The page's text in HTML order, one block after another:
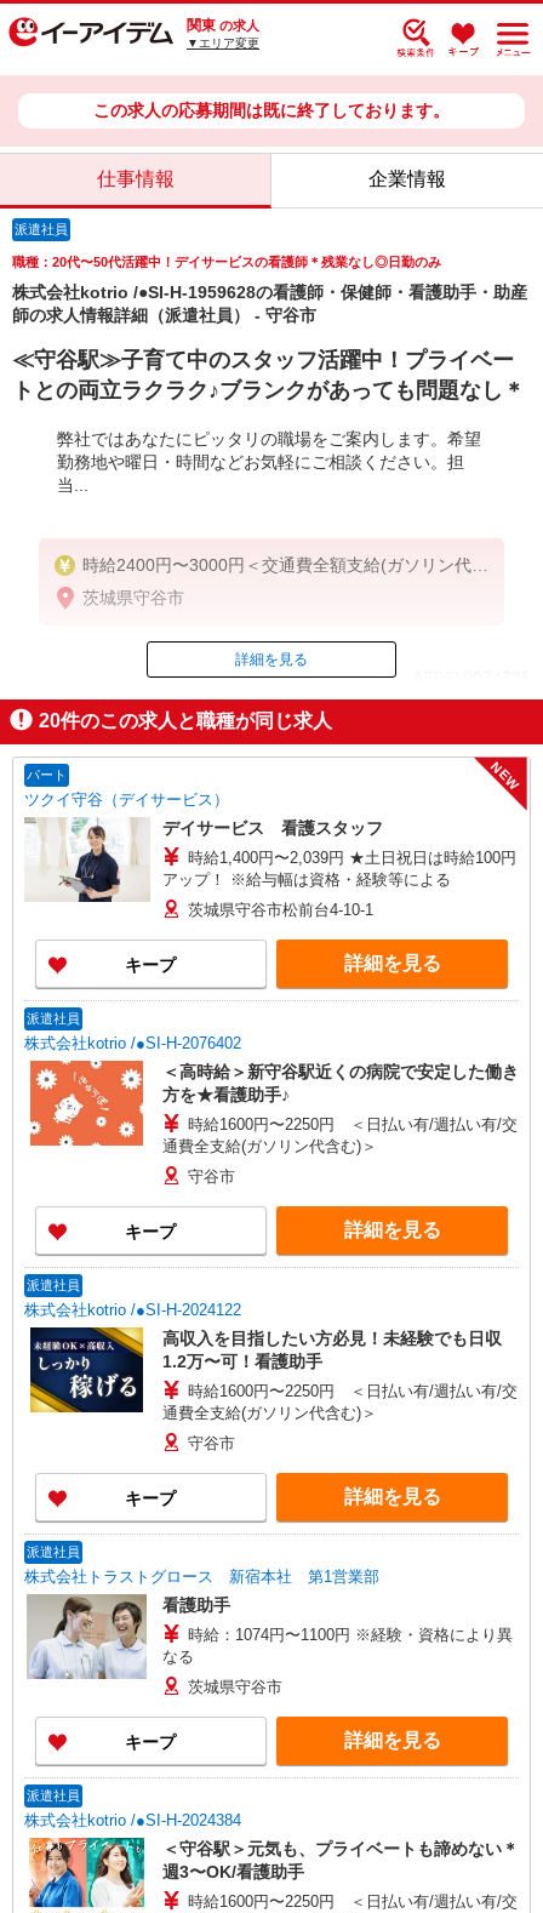
関東 の求人
▼エリア変更
この求人の応募期間は既に終了しております。
仕事情報 企業情報
派遣社員
職種：20代〜50代活躍中！デイサービスの看護師＊残業なし◎日勤のみ
株式会社kotrio /●SI-H-1959628の看護師・保健師・看護助手・助産
師の求人情報詳細（派遣社員） - 守谷市
≪守谷駅≫子育て中のスタッフ活躍中！プライベー
トとの両立ラクラク♪ブランクがあっても問題なし＊
弊社ではあなたにピッタリの職場をご案内します。希望
勤務地や曜日・時間などお気軽にご相談ください。担
当...
時給2400円〜3000円＜交通費全額支給(ガソリン代含
む)/日払い可/週払い可＞
茨城県守谷市
ID：AE0610074725
掲載期間終了
詳細を見る
20件のこの求人と職種が同じ求人
パート
ツクイ守谷（デイサービス）
NEW
デイサービス 看護スタッフ
時給1,400円〜2,039円 ★土日祝日は時給100円
アップ！ ※給与幅は資格・経験等による
茨城県守谷市松前台4-10-1
キープ 詳細を見る
派遣社員
株式会社kotrio /●SI-H-2076402
＜高時給＞新守谷駅近くの病院で安定した働き
方を★看護助手♪
時給1600円〜2250円 ＜日払い有/週払い有/交
通費全支給(ガソリン代含む)＞
守谷市
キープ 詳細を見る
派遣社員
株式会社kotrio /●SI-H-2024122
高収入を目指したい方必見！未経験でも日収
1.2万〜可！看護助手
時給1600円〜2250円 ＜日払い有/週払い有/交
通費全支給(ガソリン代含む)＞
守谷市
キープ 詳細を見る
派遣社員
株式会社トラストグロース 新宿本社 第1営業部
看護助手
時給：1074円〜1100円 ※経験・資格により異
なる
茨城県守谷市
キープ 詳細を見る
派遣社員
株式会社kotrio /●SI-H-2024384
＜守谷駅＞元気も、プライベートも諦めない＊
週3〜OK/看護助手
時給1600円〜2250円 ＜日払い有/週払い有/交